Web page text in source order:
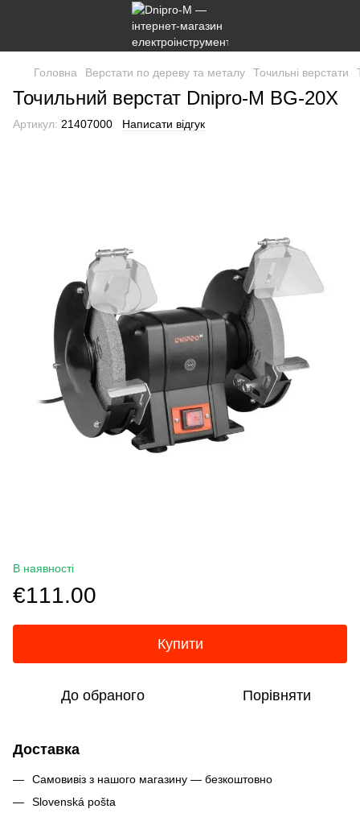
Головна Верстати по дереву та металу Точильні верстати
Точильний верстат Dnipro-M BG-20X
Артикул: 21407000 Написати відгук
В наявності
€111.00
Купити
До обраного Порівняти
Доставка
Самовивіз з нашого магазину — безкоштовно
Slovenská pošta